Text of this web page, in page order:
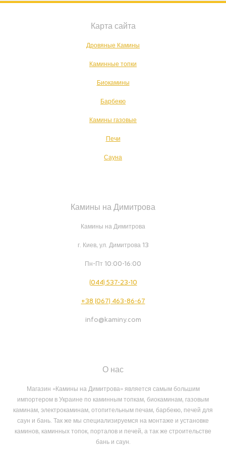
Карта сайта
Дровяные Камины
Каминные топки
Биокамины
Барбекю
Камины газовые
Печи
Сауна
Камины на Димитрова
Камины на Димитрова
г. Киев, ул. Димитрова 13
Пн-Пт 10:00-16:00
(044) 537-23-10
+38 (067) 463-86-67
info@kaminy.com
О нас
Магазин «Камины на Димитрова» является самым большим
импортером в Украине по каминным топкам, биокаминам, газовым
каминам, электрокаминам, отопительным печам, барбекю, печей для
саун и бань. Так же мы специализируемся на монтаже и установке
каминов, каминных топок, порталов и печей, а так же строительстве
бань и саун.